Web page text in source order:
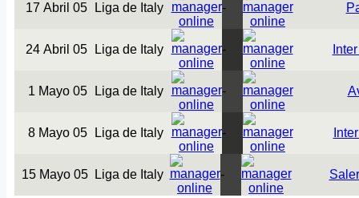
17 Abril 05 Liga de Italy -
24 Abril 05 Liga de Italy -
1 Mayo 05 Liga de Italy -
8 Mayo 05 Liga de Italy -
15 Mayo 05 Liga de Italy -